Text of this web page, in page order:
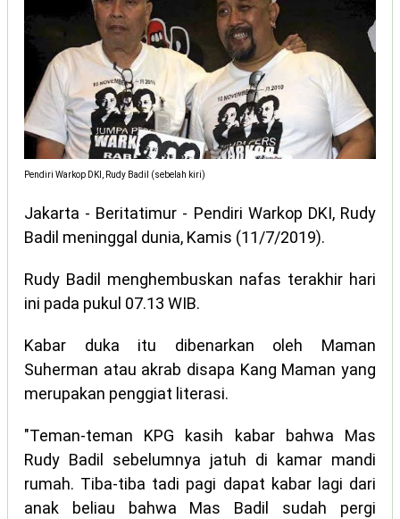
Pendiri Warkop DKI, Rudy Badil (sebelah kiri)
Jakarta - Beritatimur - Pendiri Warkop DKI, Rudy
Badil meninggal dunia, Kamis (11/7/2019).
Rudy Badil menghembuskan nafas terakhir hari
ini pada pukul 07.13 WIB.
Kabar duka itu dibenarkan oleh Maman
Suherman atau akrab disapa Kang Maman yang
merupakan penggiat literasi.
"Teman-teman KPG kasih kabar bahwa Mas
Rudy Badil sebelumnya jatuh di kamar mandi
rumah. Tiba-tiba tadi pagi dapat kabar lagi dari
anak beliau bahwa Mas Badil sudah pergi